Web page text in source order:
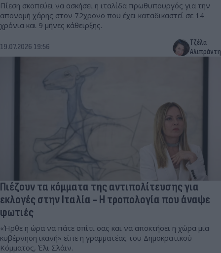
Πίεση σκοπεύει να ασκήσει η ιταλίδα πρωθυπουργός για την
απονομή χάρης στον 72χρονο που έχει καταδικαστεί σε 14
χρόνια και 9 μήνες κάθειρξης.
19.07.2026 19:56
Τζέλα
Αλιπράντη
Πιέζουν τα κόμματα της αντιπολίτευσης για
εκλογές στην Ιταλία - Η τροπολογία που άναψε
φωτιές
«Ήρθε η ώρα να πάτε σπίτι σας και να αποκτήσει η χώρα μια
κυβέρνηση ικανή» είπε η γραμματέας του Δημοκρατικού
Κόμματος, Έλι Σλάιν.